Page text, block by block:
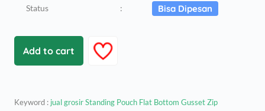
Status : Bisa Dipesan
Add to cart
Keyword : jual grosir Standing Pouch Flat Bottom Gusset Zip